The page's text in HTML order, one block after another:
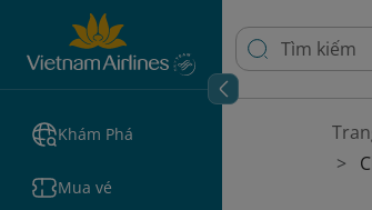
Khám Phá
Mua vé